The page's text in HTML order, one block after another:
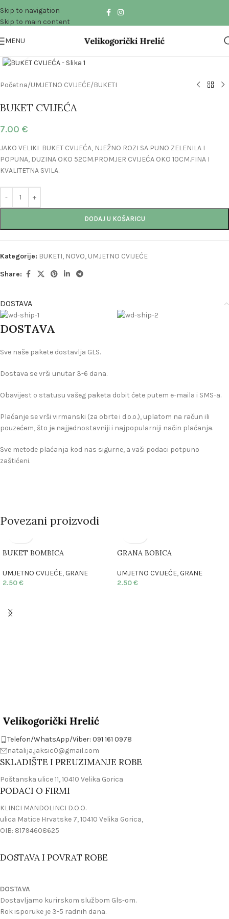
Skip to navigation
Skip to main content
MENU
Početna/UMJETNO CVIJEĆE/BUKETI
BUKET CVIJEĆA
7.00 €
JAKO VELIKI BUKET CVIJEĆA, NJEŽNO ROZI SA PUNO ZELENILA I
POPUNA, DUZINA OKO 52CM.PROMJER CVIJEĆA OKO 10CM.FINA I
KVALITETNA SVILA.
DODAJ U KOŠARICU
Kategorije: BUKETI, NOVO, UMJETNO CVIJEĆE
Share:
DOSTAVA
DOSTAVA
Sve naše pakete dostavlja GLS.
Dostava se vrši unutar 3-6 dana.
Obavijest o statusu vašeg paketa dobit ćete putem e-maila i SMS-a.
Plaćanje se vrši virmanski (za obrte i d.o.o.), uplatom na račun ili
pouzećem, što je najjednostavniji i najpopularniji način plaćanja.
Sve metode plaćanja kod nas sigurne, a vaši podaci potpuno
zaštićeni.
Povezani proizvodi
BUKET BOMBICA
UMJETNO CVIJEĆE,GRANE
2.50€
GRANA BOBICA
UMJETNO CVIJEĆE,GRANE
2.50€
Telefon/WhatsApp/Viber: 091 161 0978
natalija.jaksic0@gmail.com
SKLADIŠTE I PREUZIMANJE ROBE
Poštanska ulice 11, 10410 Velika Gorica
PODACI O FIRMI
KLINCI MANDOLINCI D.O.O.
ulica Matice Hrvatske 7, 10410 Velika Gorica,
OIB: 81794608625
DOSTAVA I POVRAT ROBE
DOSTAVA
Dostavljamo kurirskom službom Gls-om.
Rok isporuke je 3-5 radnih dana.